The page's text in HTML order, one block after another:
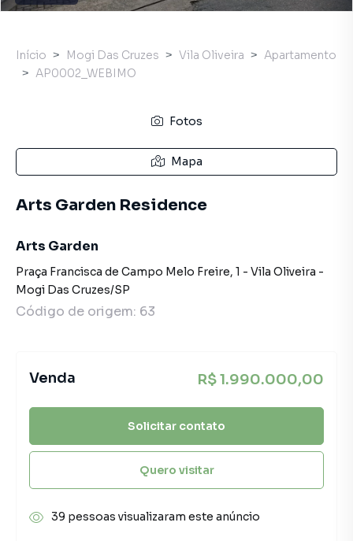
Início Mogi Das Cruzes Vila Oliveira
Apartamento
AP0002_WEBIMO
Fotos
Mapa
Arts Garden Residence
Arts Garden
Praça Francisca de Campo Melo Freire, 1 - Vila Oliveira -
Mogi Das Cruzes/SP
Código de origem: 63
Venda R$ 1.990.000,00
Solicitar contato
Quero visitar
39 pessoas visualizaram este anúncio